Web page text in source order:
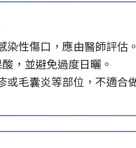
染性傷口，應由醫師評估。
，並避免過度日曬。
或毛囊炎等部位，不適合